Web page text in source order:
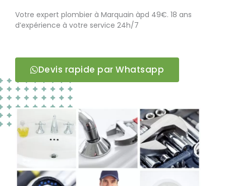
Votre expert plombier à Marquain àpd 49€. 18 ans
d’expérience à votre service 24h/7
Devis rapide par Whatsapp